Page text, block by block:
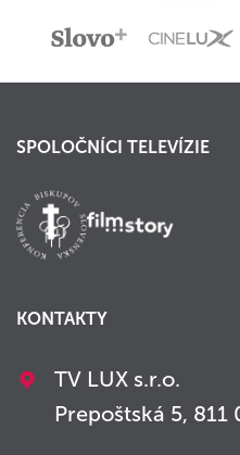
SPOLOČNÍCI TELEVÍZIE
KONTAKTY
TV LUX s.r.o.
Prepoštská 5, 811